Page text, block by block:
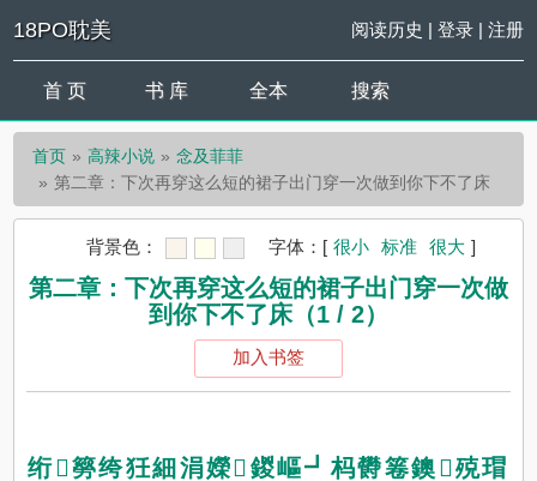
18PO耽美 阅读历史 | 登录| 注册
首 页 书 库 全本 搜索
首页 高辣小说
念及菲菲
第二章：下次再穿这么短的裙子出门穿一次做到你下不了床
背景色： 字体： [ 很小 标准 很大 ]
第二章：下次再穿这么短的裙子出门穿一次做
到你下不了床（1 / 2）
加入书签
绗簩绔狅細涓嬫鍐嶇┛杩欎箞鐭殑瑁